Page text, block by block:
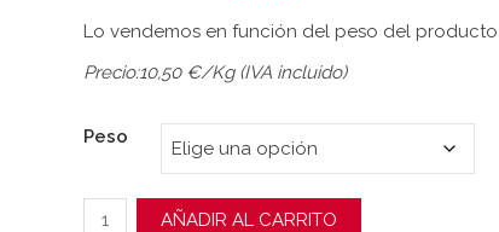
Lo vendemos en función del peso del
Precio:10,50 €/Kg (IVA incluido)
Peso
Jamón de Matanza cantidad
AÑADIR AL CARRITO